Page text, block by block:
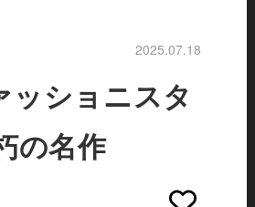
2025.07.18
ッショニスタ
の名作